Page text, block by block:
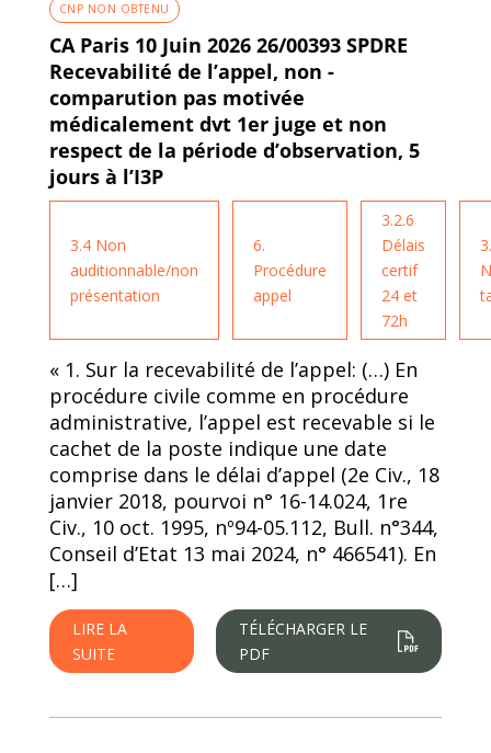
CNP NON OBTENU
CA Paris 10 Juin 2026 26/00393 SPDRE
Recevabilité de l’appel, non -
comparution pas motivée
médicalement dvt 1er juge et non
respect de la période d’observation, 5
jours à l’I3P
3.4 Non
auditionnable/non
présentation
6.
Procédure
appel
3.2.6
Délais
certif
24 et
72h
« 1. Sur la recevabilité de l’appel: (…) En
procédure civile comme en procédure
administrative, l’appel est recevable si le
cachet de la poste indique une date
comprise dans le délai d’appel (2e Civ., 18
janvier 2018, pourvoi n° 16-14.024, 1re
Civ., 10 oct. 1995, nº94-05.112, Bull. n°344,
Conseil d’Etat 13 mai 2024, n° 466541). En
[…]
LIRE LA
SUITE
TÉLÉCHARGER LE
PDF